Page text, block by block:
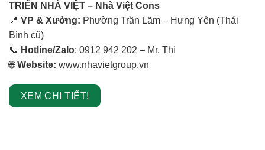
TRIỂN NHÀ VIỆT – Nhà Việt Cons
📍 VP & Xưởng: Phường Trần Lãm – Hưng Yên (Thái
Bình cũ)
📞 Hotline/Zalo: 0912 942 202 – Mr. Thi
🌐Website: www.nhavietgroup.vn
XEM CHI TIẾT!